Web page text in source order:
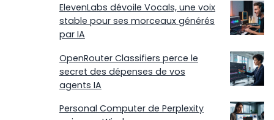
ElevenLabs dévoile Vocals, une voix
stable pour ses morceaux générés
par IA
OpenRouter Classifiers perce le
secret des dépenses de vos
agents IA
Personal Computer de Perplexity